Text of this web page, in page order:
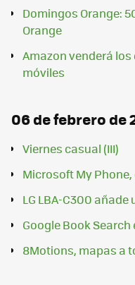
Domingos Orange:
Orange
Amazon venderá
móviles
06 de febrero de
Viernes casual (III)
Microsoft My
LG LBA-C300 añade
Google Book Search
8Motions, mapas a